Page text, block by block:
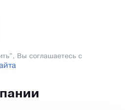
Вы соглашаетесь с